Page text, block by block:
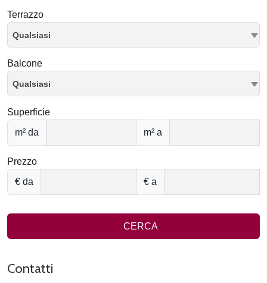
Terrazzo
Qualsiasi
Balcone
Qualsiasi
Superficie
m² da
m² a
Prezzo
€ da
€ a
CERCA
Contatti